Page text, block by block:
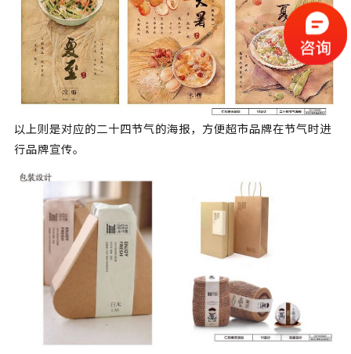
以上则是对应的二十四节气的海报，方便超市品牌在节气时进
行品牌宣传。